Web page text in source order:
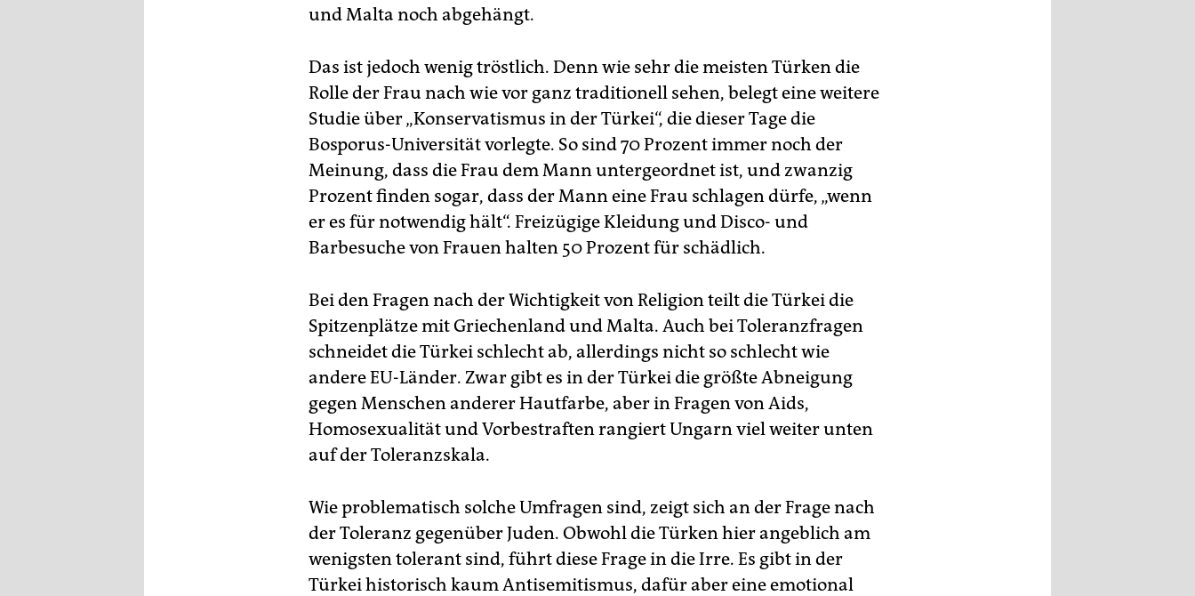
und Malta noch abgehängt.
Das ist jedoch wenig tröstlich. Denn wie sehr die meisten Türken die
Rolle der Frau nach wie vor ganz traditionell sehen, belegt eine weitere
Studie über „Konservatismus in der Türkei“, die dieser Tage die
Bosporus-Universität vorlegte. So sind 70 Prozent immer noch der
Meinung, dass die Frau dem Mann untergeordnet ist, und zwanzig
Prozent finden sogar, dass der Mann eine Frau schlagen dürfe, „wenn
er es für notwendig hält“. Freizügige Kleidung und Disco- und
Barbesuche von Frauen halten 50 Prozent für schädlich.
Bei den Fragen nach der Wichtigkeit von Religion teilt die Türkei die
Spitzenplätze mit Griechenland und Malta. Auch bei Toleranzfragen
schneidet die Türkei schlecht ab, allerdings nicht so schlecht wie
andere EU-Länder. Zwar gibt es in der Türkei die größte Abneigung
gegen Menschen anderer Hautfarbe, aber in Fragen von Aids,
Homosexualität und Vorbestraften rangiert Ungarn viel weiter unten
auf der Toleranzskala.
Wie problematisch solche Umfragen sind, zeigt sich an der Frage nach
der Toleranz gegenüber Juden. Obwohl die Türken hier angeblich am
wenigsten tolerant sind, führt diese Frage in die Irre. Es gibt in der
Türkei historisch kaum Antisemitismus, dafür aber eine emotional